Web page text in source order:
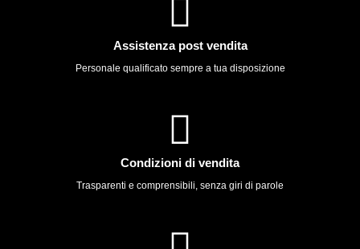
Assistenza post vendita
Personale qualificato sempre a tua disposizione
Condizioni di vendita
Trasparenti e comprensibili, senza giri di parole